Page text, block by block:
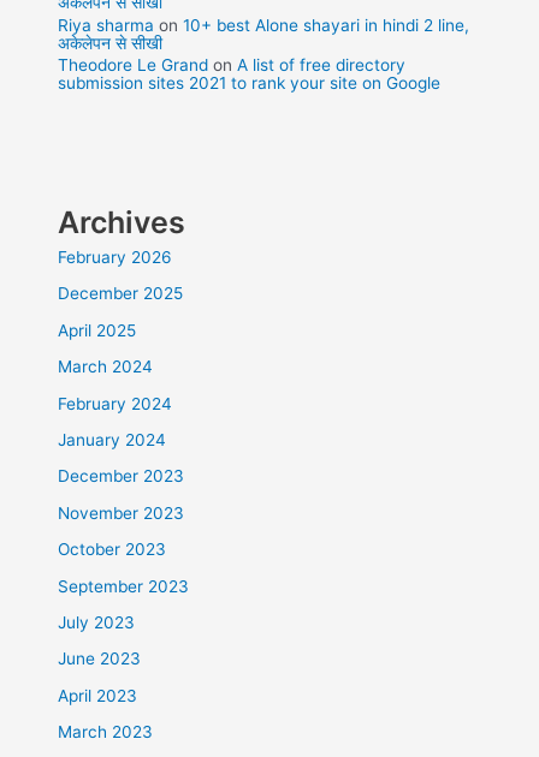
Riya sharma on10+ best Alone shayari in hindi 2 line,
अकेलेपन से सीखी
Theodore Le Grand onA list of free directory
submission sites 2021 to rank your site on Google
Archives
February 2026
December 2025
April 2025
March 2024
February 2024
January 2024
December 2023
November 2023
October 2023
September 2023
July 2023
June 2023
April 2023
March 2023